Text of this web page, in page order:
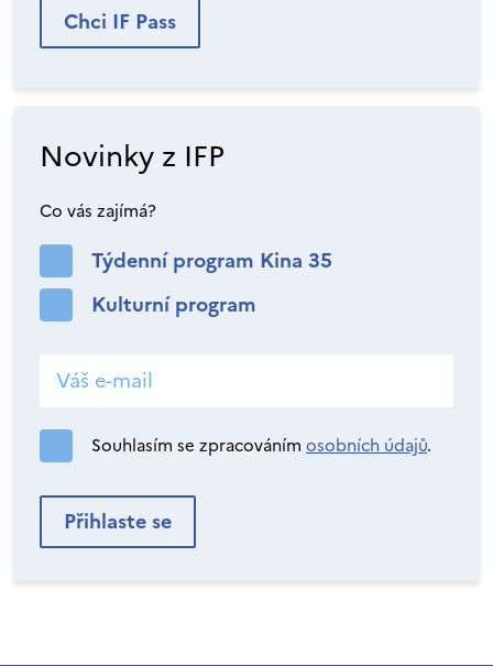
Chci IF Pass
Novinky z IFP
Co vás zajímá?
Týdenní program Kina 35
Kulturní program
Souhlasím se zpracováním osobních údajů.